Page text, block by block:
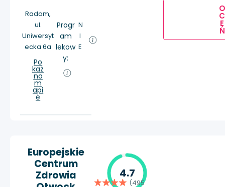
Radom,
ul.
Uniwersyt
ecka 6a
Po
każ
na
m
api
e
Progr
am
lekow
y:
N
I
E
O
C
E
Ń
Europejskie
Centrum
Zdrowia
4.7
(495